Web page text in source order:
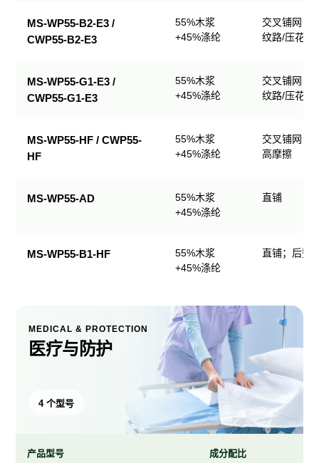
MS-WP55-B2-E3 /
CWP55-B2-E3
55%木浆
+45%涤纶
交叉铺网；
纹路/压花
MS-WP55-G1-E3 /
CWP55-G1-E3
55%木浆
+45%涤纶
交叉铺网；
纹路/压花
MS-WP55-HF / CWP55-
HF
55%木浆
+45%涤纶
交叉铺网；
高摩擦
MS-WP55-AD
55%木浆
+45%涤纶
直铺
MS-WP55-B1-HF
55%木浆
+45%涤纶
直铺；后整
MEDICAL & PROTECTION
医疗与防护
4 个型号
产品型号 成分配比